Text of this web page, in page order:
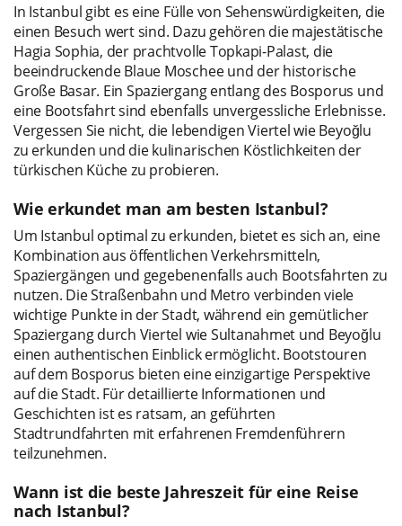
In Istanbul gibt es eine Fülle von Sehenswürdigkeiten, die
einen Besuch wert sind. Dazu gehören die majestätische
Hagia Sophia, der prachtvolle Topkapi-Palast, die
beeindruckende Blaue Moschee und der historische
Große Basar. Ein Spaziergang entlang des Bosporus und
eine Bootsfahrt sind ebenfalls unvergessliche Erlebnisse.
Vergessen Sie nicht, die lebendigen Viertel wie Beyoğlu
zu erkunden und die kulinarischen Köstlichkeiten der
türkischen Küche zu probieren.
Wie erkundet man am besten Istanbul?
Um Istanbul optimal zu erkunden, bietet es sich an, eine
Kombination aus öffentlichen Verkehrsmitteln,
Spaziergängen und gegebenenfalls auch Bootsfahrten zu
nutzen. Die Straßenbahn und Metro verbinden viele
wichtige Punkte in der Stadt, während ein gemütlicher
Spaziergang durch Viertel wie Sultanahmet und Beyoğlu
einen authentischen Einblick ermöglicht. Bootstouren
auf dem Bosporus bieten eine einzigartige Perspektive
auf die Stadt. Für detaillierte Informationen und
Geschichten ist es ratsam, an geführten
Stadtrundfahrten mit erfahrenen Fremdenführern
teilzunehmen.
Wann ist die beste Jahreszeit für eine Reise
nach Istanbul?